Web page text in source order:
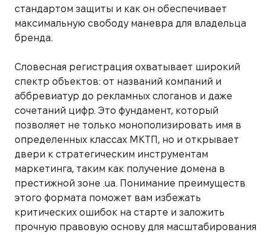
стандартом защиты и как он обеспечивает
максимальную свободу маневра для владельца
бренда.
Словесная регистрация охватывает широкий
спектр объектов: от названий компаний и
аббревиатур до рекламных слоганов и даже
сочетаний цифр. Это фундамент, который
позволяет не только монополизировать имя в
определенных классах МКТП, но и открывает
двери к стратегическим инструментам
маркетинга, таким как получение домена в
престижной зоне .ua. Понимание преимуществ
этого формата поможет вам избежать
критических ошибок на старте и заложить
прочную правовую основу для масштабирования